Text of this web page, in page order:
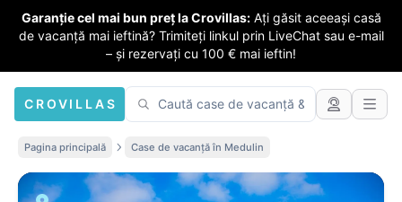
Garanție cel mai bun preț la Crovillas: Ați găsit aceeași casă
de vacanță mai ieftină? Trimiteți linkul prin LiveChat sau e-mail
– și rezervați cu 100 € mai ieftin!
CROVILLAS
Pagina principală Case de vacanță în Medulin